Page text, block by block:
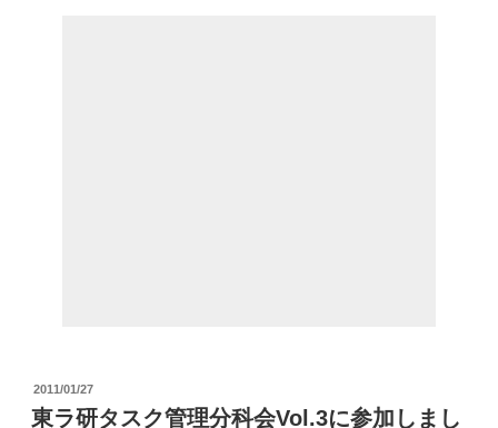
投
稿
2011/01/27
東ラ研タスク管理分科会Vol.3に参加しまし